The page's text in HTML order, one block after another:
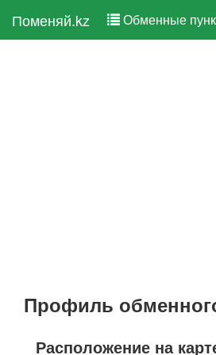
Поменяй.kz Обменные
Профиль
Расположение на